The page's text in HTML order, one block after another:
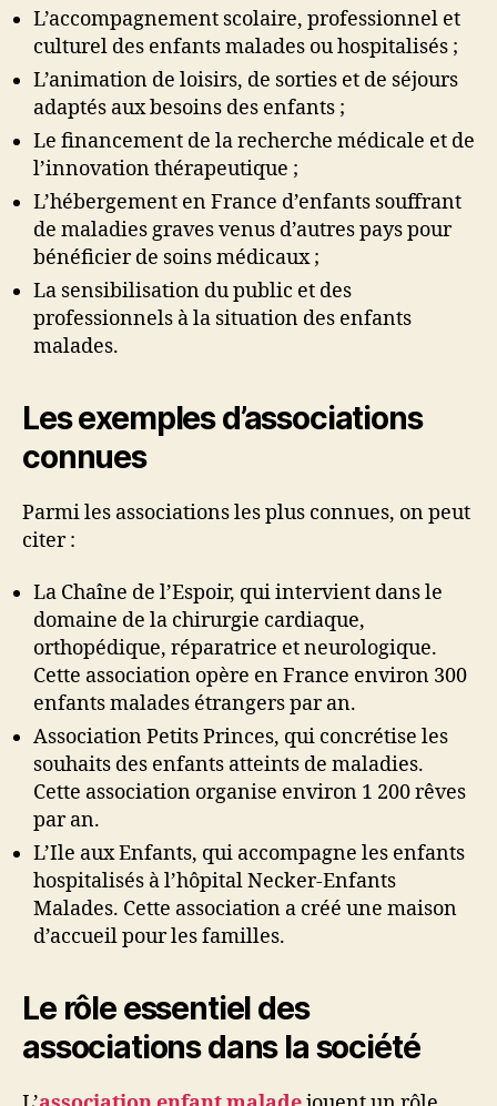
L’accompagnement scolaire, professionnel et
culturel des enfants malades ou hospitalisés ;
L’animation de loisirs, de sorties et de séjours
adaptés aux besoins des enfants ;
Le financement de la recherche médicale et de
l’innovation thérapeutique ;
L’hébergement en France d’enfants souffrant
de maladies graves venus d’autres pays pour
bénéficier de soins médicaux ;
La sensibilisation du public et des
professionnels à la situation des enfants
malades.
Les exemples d’associations
connues
Parmi les associations les plus connues, on peut
citer :
La Chaîne de l’Espoir, qui intervient dans le
domaine de la chirurgie cardiaque,
orthopédique, réparatrice et neurologique.
Cette association opère en France environ 300
enfants malades étrangers par an.
Association Petits Princes, qui concrétise les
souhaits des enfants atteints de maladies.
Cette association organise environ 1 200 rêves
par an.
L’Ile aux Enfants, qui accompagne les enfants
hospitalisés à l’hôpital Necker-Enfants
Malades. Cette association a créé une maison
d’accueil pour les familles.
Le rôle essentiel des
associations dans la société